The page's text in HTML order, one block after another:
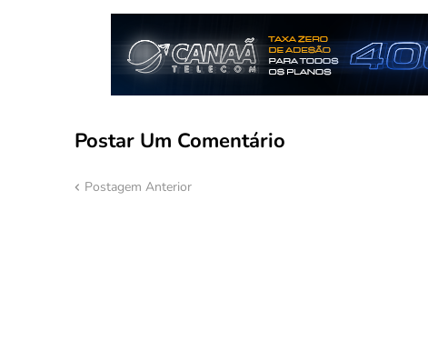
Postar Um Comentário
Postagem Anterior